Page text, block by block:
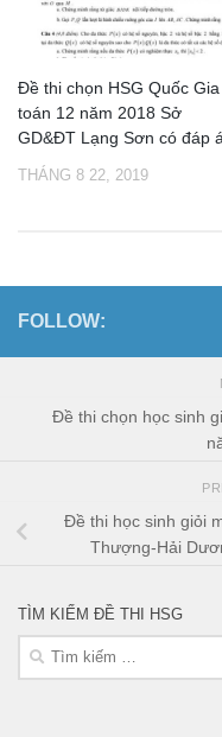
Đề thi chọn HSG Quốc Gia
toán 12 năm 2018 Sở
GD&ĐT Lạng Sơn có đáp
THÁNG 8 22, 2019
FOLLOW:
Đề thi chọn học sinh
Đề thi học sinh giỏi
Thượng-Hải
TÌM KIẾM ĐỀ THI HSG
Tìm
kiếm